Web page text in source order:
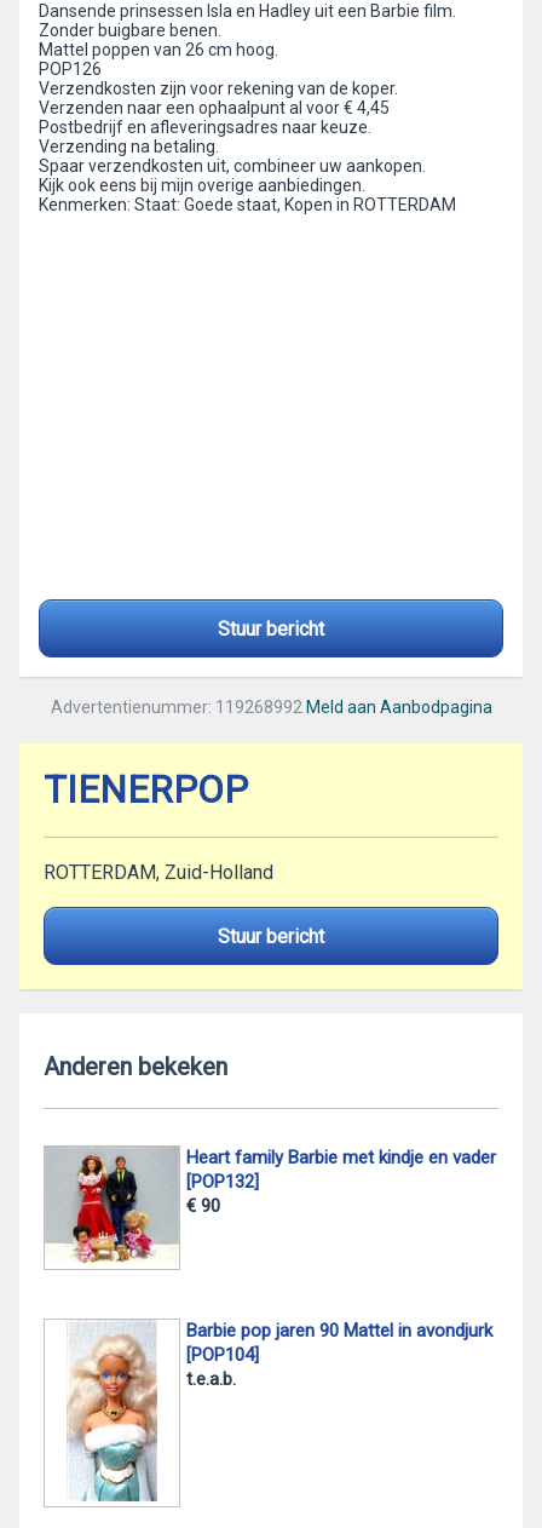
Dansende prinsessen Isla en Hadley uit een Barbie film.
Zonder buigbare benen.
Mattel poppen van 26 cm hoog.
POP126
Verzendkosten zijn voor rekening van de koper.
Verzenden naar een ophaalpunt al voor € 4,45
Postbedrijf en afleveringsadres naar keuze.
Verzending na betaling.
Spaar verzendkosten uit, combineer uw aankopen.
Kijk ook eens bij mijn overige aanbiedingen.
Kenmerken: Staat: Goede staat, Kopen in ROTTERDAM
Stuur bericht
Advertentienummer: 119268992 Meld aan Aanbodpagina
TIENERPOP
ROTTERDAM, Zuid-Holland
Stuur bericht
Anderen bekeken
Heart family Barbie met kindje en vader
[POP132]
€ 90
Barbie pop jaren 90 Mattel in avondjurk
[POP104]
t.e.a.b.